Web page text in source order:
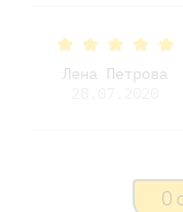
Лена Петрова